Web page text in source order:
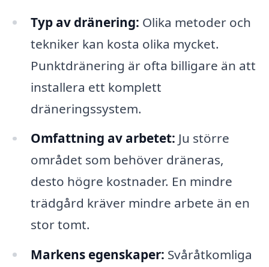
Typ av dränering: Olika metoder och
tekniker kan kosta olika mycket.
Punktdränering är ofta billigare än att
installera ett komplett
dräneringssystem.
Omfattning av arbetet: Ju större
området som behöver dräneras,
desto högre kostnader. En mindre
trädgård kräver mindre arbete än en
stor tomt.
Markens egenskaper: Svåråtkomliga